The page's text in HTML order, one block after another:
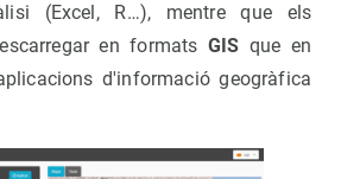
(Excel, R…), mentre que els
en formats GIS que en
d'informació geogràfica